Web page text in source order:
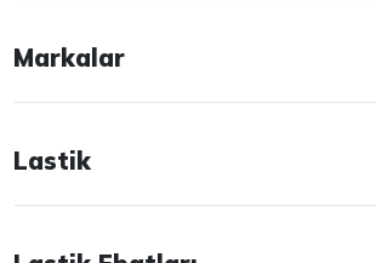
Markalar
Lastik